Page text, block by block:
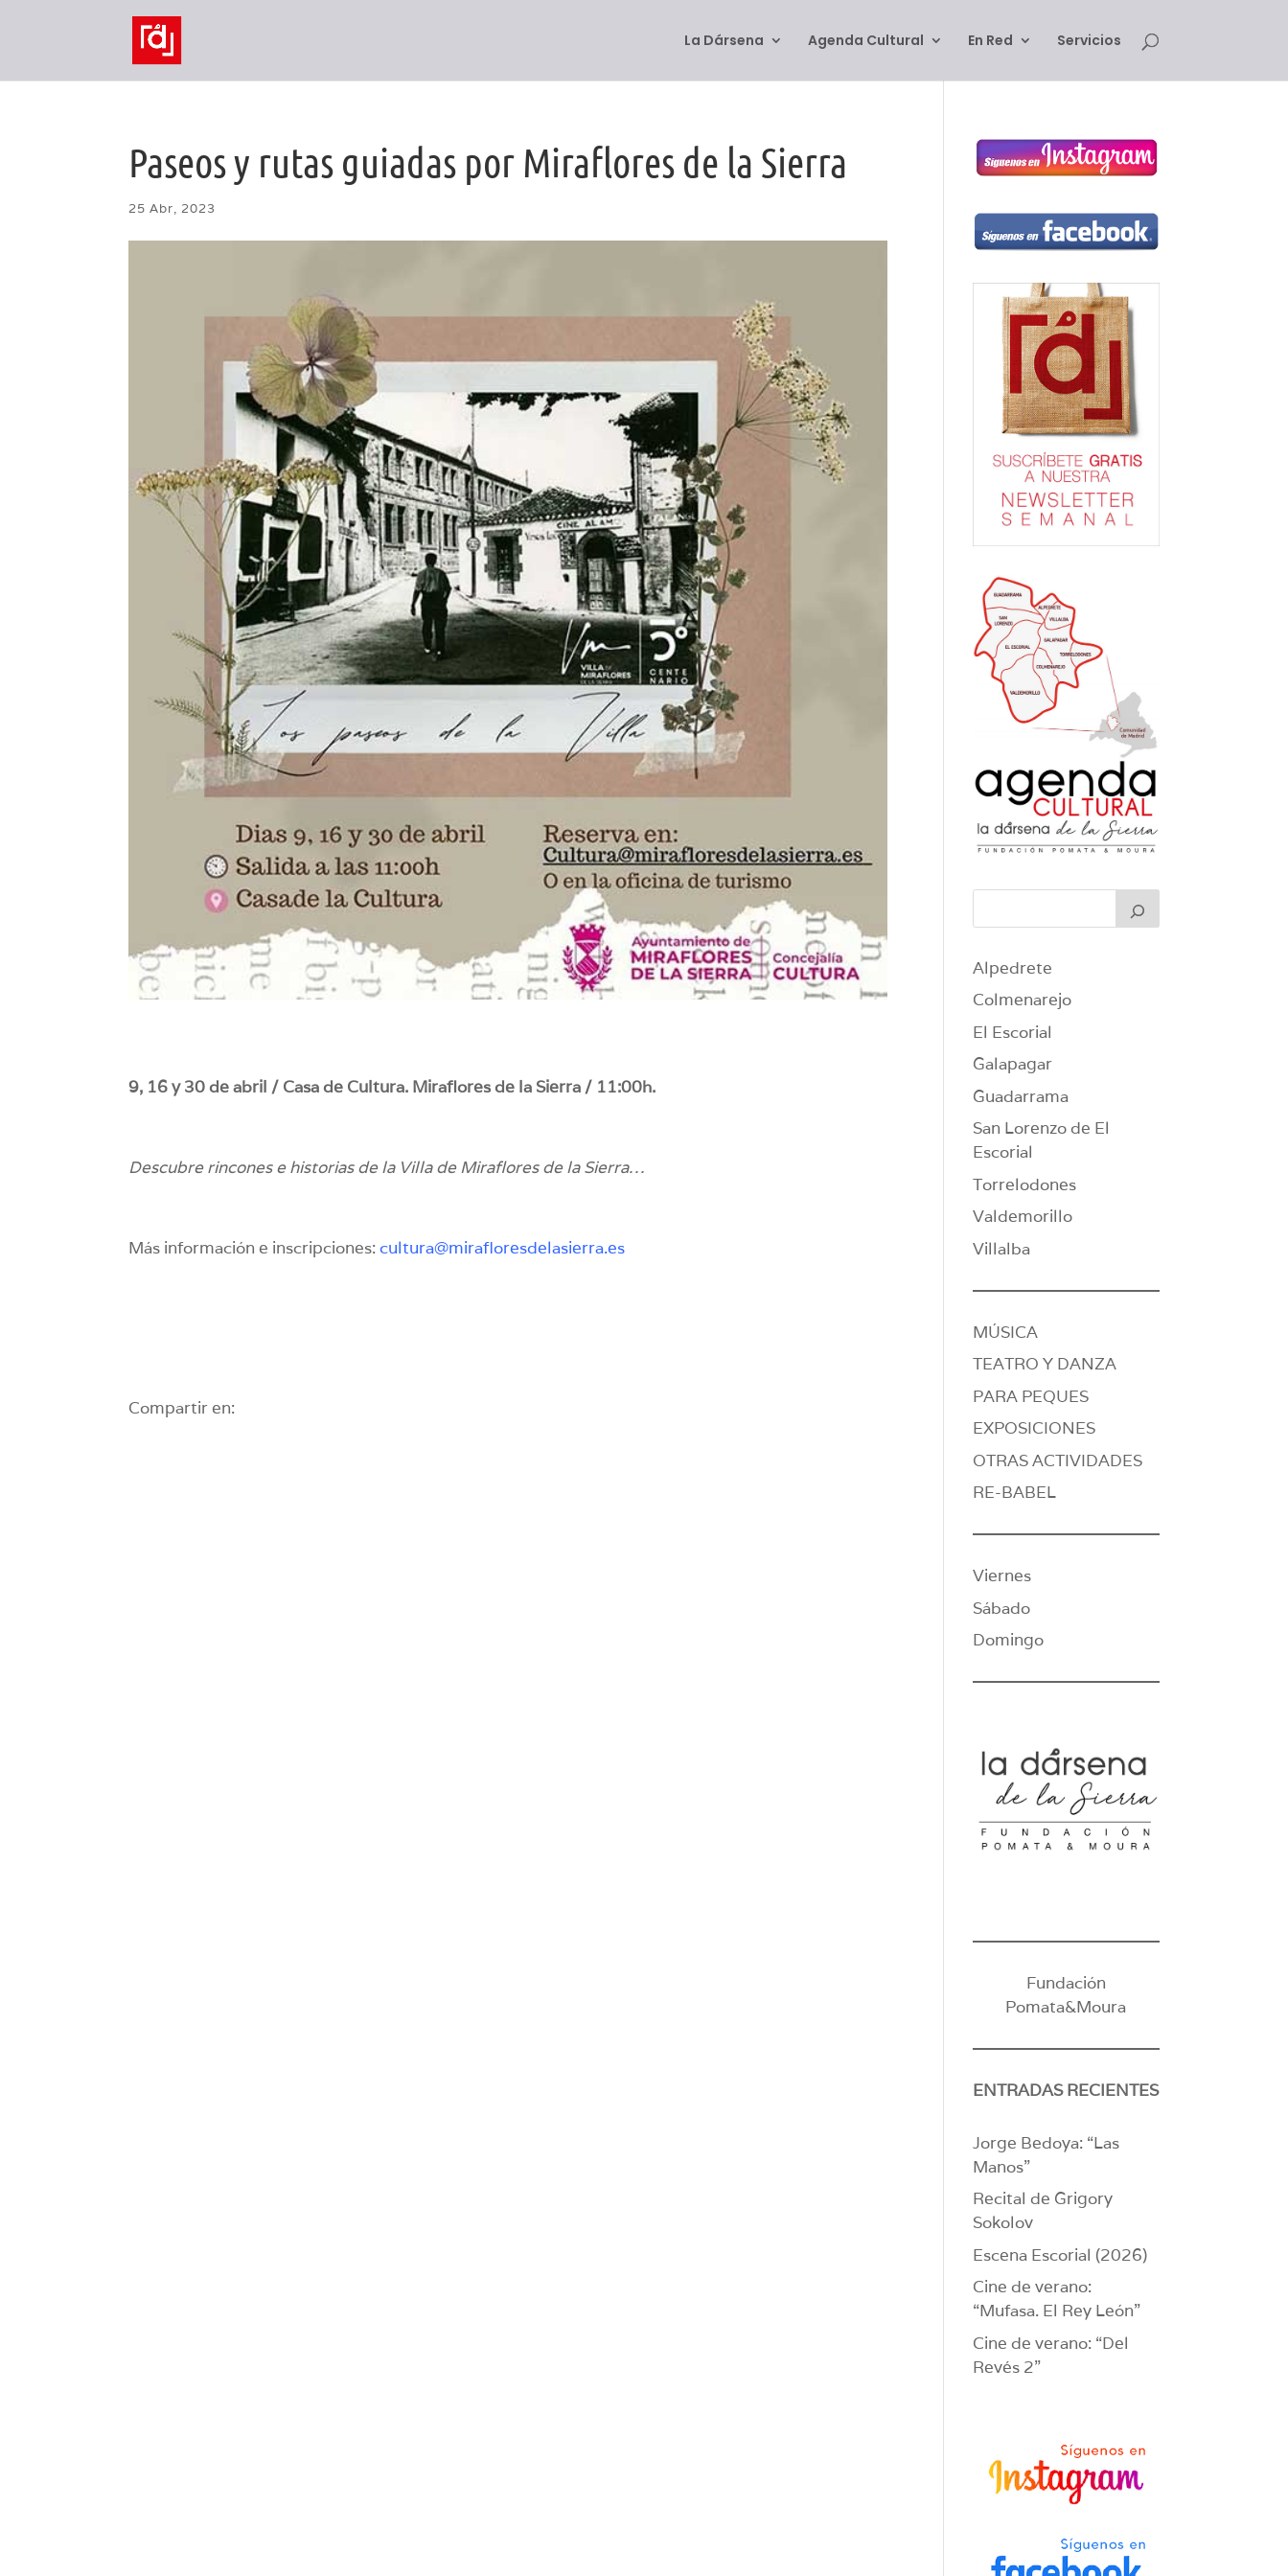
La Dársena Agenda Cultural En Red Servicios
Paseos y rutas guiadas por Miraflores de la Sierra
25 Abr, 2023
9, 16 y 30 de abril / Casa de Cultura. Miraflores de la Sierra / 11:00h.
Descubre rincones e historias de la Villa de Miraflores de la Sierra…
Más información e inscripciones:cultura@mirafloresdelasierra.es
Compartir en:
Alpedrete
Colmenarejo
El Escorial
Galapagar
Guadarrama
San Lorenzo de El
Escorial
Torrelodones
Valdemorillo
Villalba
MÚSICA
TEATRO Y DANZA
PARA PEQUES
EXPOSICIONES
OTRAS ACTIVIDADES
RE-BABEL
Viernes
Sábado
Domingo
Fundación
Pomata&Moura
ENTRADAS RECIENTES
Jorge Bedoya: “Las
Manos”
Recital de Grigory
Sokolov
Escena Escorial (2026)
Cine de verano:
“Mufasa. El Rey León”
Cine de verano: “Del
Revés 2”